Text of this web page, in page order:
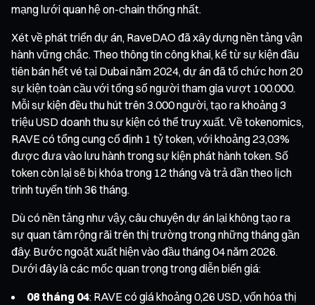
mạng lưới quan hệ on-chain thống nhất.
Xét về phát triển dự án, RaveDAO đã xây dựng nền tảng vận
hành vững chắc. Theo thông tin công khai, kể từ sự kiện đầu
tiên bán hết vé tại Dubai năm 2024, dự án đã tổ chức hơn 20
sự kiện toàn cầu với tổng số người tham gia vượt 100.000.
Mỗi sự kiện đều thu hút trên 3.000 người, tạo ra khoảng 3
triệu USD doanh thu sự kiện có thể truy xuất. Về tokenomics,
RAVE có tổng cung cố định 1 tỷ token, với khoảng 23,03%
được đưa vào lưu hành trong sự kiện phát hành token. Số
token còn lại sẽ bị khóa trong 12 tháng và trả dần theo lịch
trình tuyến tính 36 tháng.
Dù có nền tảng như vậy, câu chuyện dự án lại không tạo ra
sự quan tâm rộng rãi trên thị trường trong những tháng gần
đây. Bước ngoặt xuất hiện vào đầu tháng 04 năm 2026.
Dưới đây là các mốc quan trọng trong diễn biến giá:
08 tháng 04: RAVE có giá khoảng 0,26 USD, vốn hóa thị